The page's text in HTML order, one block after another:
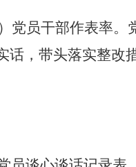
）党员干部作表率
话，带头落实整改